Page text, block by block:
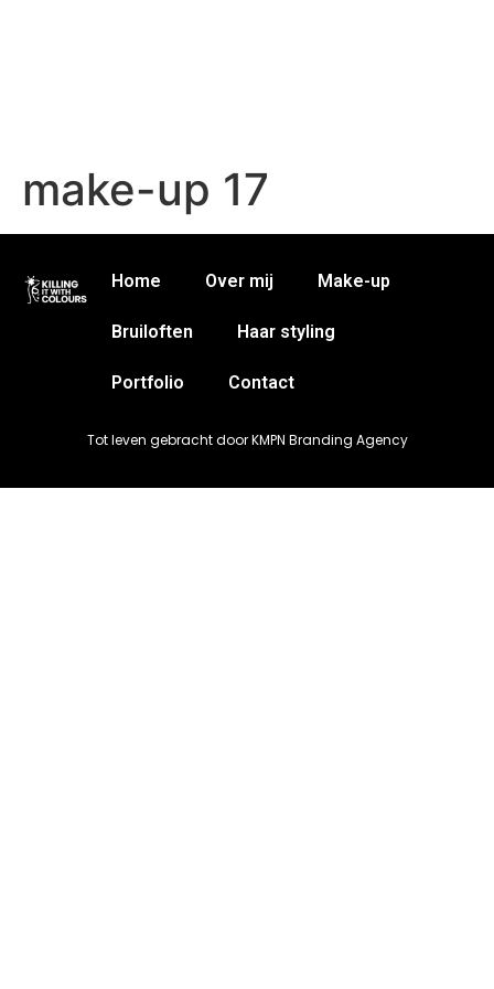
make-up 17
Home Over mij Make-up
Bruiloften Haar styling
Portfolio Contact
Tot leven gebracht door KMPN Branding Agency